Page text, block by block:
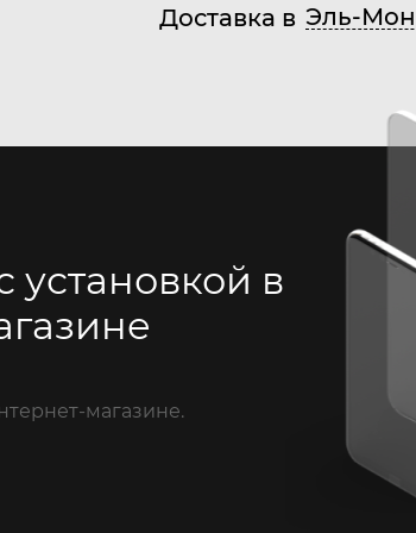
Доставка в Эль-
установкой в
магазине.